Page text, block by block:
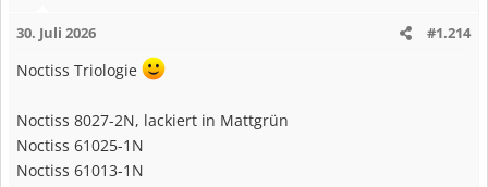
o
n
:
30. Juli 2026 #1.214
Noctiss Triologie
Noctiss 8027-2N, lackiert in Mattgrün
Noctiss 61025-1N
Noctiss 61013-1N